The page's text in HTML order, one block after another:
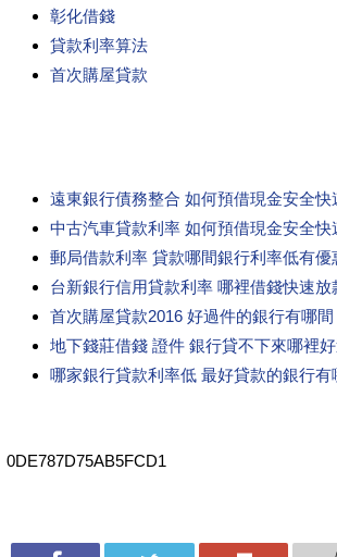
彰化借錢
貸款利率算法
首次購屋貸款
遠東銀行債務整合 如何預借現金安全快
中古汽車貸款利率 如何預借現金安全快
郵局借款利率 貸款哪間銀行利率低有優
台新銀行信用貸款利率 哪裡借錢快速放
首次購屋貸款2016 好過件的銀行有哪間
地下錢莊借錢 證件 銀行貸不下來哪裡
哪家銀行貸款利率低 最好貸款的銀行有
0DE787D75AB5FCD1